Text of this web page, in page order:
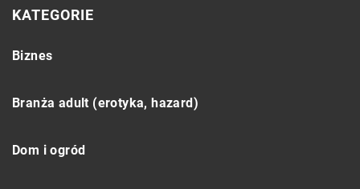
KATEGORIE
Biznes
Branża adult (erotyka, hazard)
Dom i ogród